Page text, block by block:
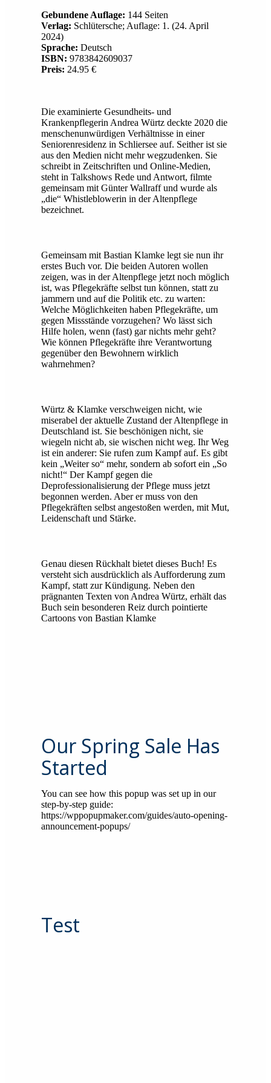
Gebundene Auflage: 144 Seiten
Verlag: Schlütersche; Auflage: 1. (24. April
2024)
Sprache: Deutsch
ISBN: 9783842609037
Preis: 24.95 €
Die examinierte Gesundheits- und
Krankenpflegerin Andrea Würtz deckte 2020 die
menschenunwürdigen Verhältnisse in einer
Seniorenresidenz in Schliersee auf. Seither ist sie
aus den Medien nicht mehr wegzudenken. Sie
schreibt in Zeitschriften und Online-Medien,
steht in Talkshows Rede und Antwort, filmte
gemeinsam mit Günter Wallraff und wurde als
„die“ Whistleblowerin in der Altenpflege
bezeichnet.
Gemeinsam mit Bastian Klamke legt sie nun ihr
erstes Buch vor. Die beiden Autoren wollen
zeigen, was in der Altenpflege jetzt noch möglich
ist, was Pflegekräfte selbst tun können, statt zu
jammern und auf die Politik etc. zu warten:
Welche Möglichkeiten haben Pflegekräfte, um
gegen Missstände vorzugehen? Wo lässt sich
Hilfe holen, wenn (fast) gar nichts mehr geht?
Wie können Pflegekräfte ihre Verantwortung
gegenüber den Bewohnern wirklich
wahrnehmen?
Würtz & Klamke verschweigen nicht, wie
miserabel der aktuelle Zustand der Altenpflege in
Deutschland ist. Sie beschönigen nicht, sie
wiegeln nicht ab, sie wischen nicht weg. Ihr Weg
ist ein anderer: Sie rufen zum Kampf auf. Es gibt
kein „Weiter so“ mehr, sondern ab sofort ein „So
nicht!“ Der Kampf gegen die
Deprofessionalisierung der Pflege muss jetzt
begonnen werden. Aber er muss von den
Pflegekräften selbst angestoßen werden, mit Mut,
Leidenschaft und Stärke.
Genau diesen Rückhalt bietet dieses Buch! Es
versteht sich ausdrücklich als Aufforderung zum
Kampf, statt zur Kündigung. Neben den
prägnanten Texten von Andrea Würtz, erhält das
Buch sein besonderen Reiz durch pointierte
Cartoons von Bastian Klamke
Our Spring Sale Has
Started
You can see how this popup was set up in our
step-by-step guide:
https://wppopupmaker.com/guides/auto-opening-
announcement-popups/
Test